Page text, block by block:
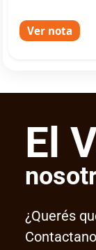
Ver nota
El
¿Querés